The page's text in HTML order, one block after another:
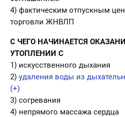
4) фактическим отпускным
торговли ЖНВЛП
С ЧЕГО НАЧИНАЕТСЯ
УТОПЛЕНИИ С
1) искусственного дыхания
2) удаления воды из
(+)
3) согревания
4) непрямого массажа сердца